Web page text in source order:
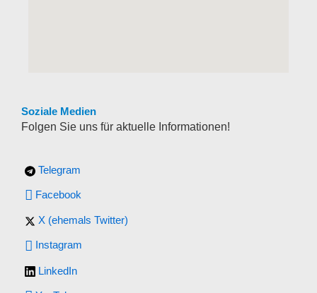
Soziale Medien
Folgen Sie uns für aktuelle Informationen!
Telegram
Facebook
X (ehemals Twitter)
Instagram
LinkedIn